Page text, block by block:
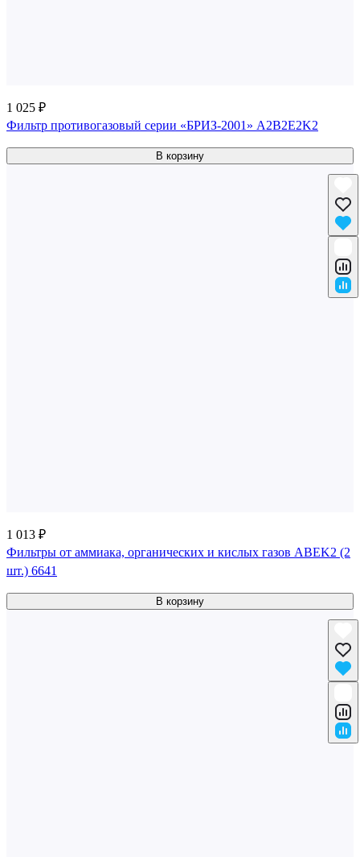
1 025 ₽
Фильтр противогазовый серии «БРИЗ-2001» A2B2E2K2
В корзину
1 013 ₽
Фильтры от аммиака, органических и кислых газов ABEK2 (2
шт.) 6641
В корзину